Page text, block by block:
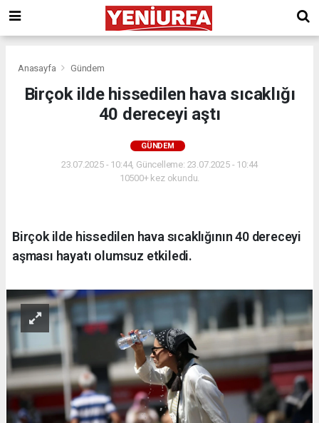
Anasayfa Gündem
Birçok ilde hissedilen hava sıcaklığı
40 dereceyi aştı
GÜNDEM
23.07.2025 - 10:44, Güncelleme: 23.07.2025 - 10:44
10500+ kez okundu.
Birçok ilde hissedilen hava sıcaklığının 40 dereceyi
aşması hayatı olumsuz etkiledi.